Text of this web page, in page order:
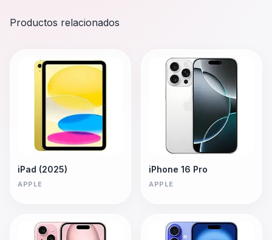
Productos relacionados
iPad (2025)
APPLE
iPhone 16 Pro
APPLE